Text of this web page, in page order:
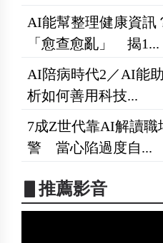
AI能幫整理健康資訊
「愈查愈亂」 揭1...
AI陪病時代2／AI能
析如何善用科技...
7成Z世代靠AI解讀
警 當心陷過度自...
▋推薦影音